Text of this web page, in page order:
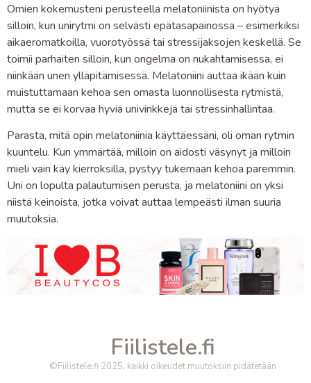
Omien kokemusteni perusteella melatoniinista on hyötyä
silloin, kun unirytmi on selvästi epätasapainossa – esimerkiksi
aikaeromatkoilla, vuorotyössä tai stressijaksojen keskellä. Se
toimii parhaiten silloin, kun ongelma on nukahtamisessa, ei
niinkään unen ylläpitämisessä. Melatoniini auttaa ikään kuin
muistuttamaan kehoa sen omasta luonnollisesta rytmistä,
mutta se ei korvaa hyviä univinkkejä tai stressinhallintaa.
Parasta, mitä opin melatoniinia käyttäessäni, oli oman rytmin
kuuntelu. Kun ymmärtää, milloin on aidosti väsynyt ja milloin
mieli vain käy kierroksilla, pystyy tukemaan kehoa paremmin.
Uni on lopulta palautumisen perusta, ja melatoniini on yksi
niistä keinoista, jotka voivat auttaa lempeästi ilman suuria
muutoksia.
Fiilistele.fi
©Fiilistele.fi 2025, kaikki oikeudet muutoksiin pidätetään